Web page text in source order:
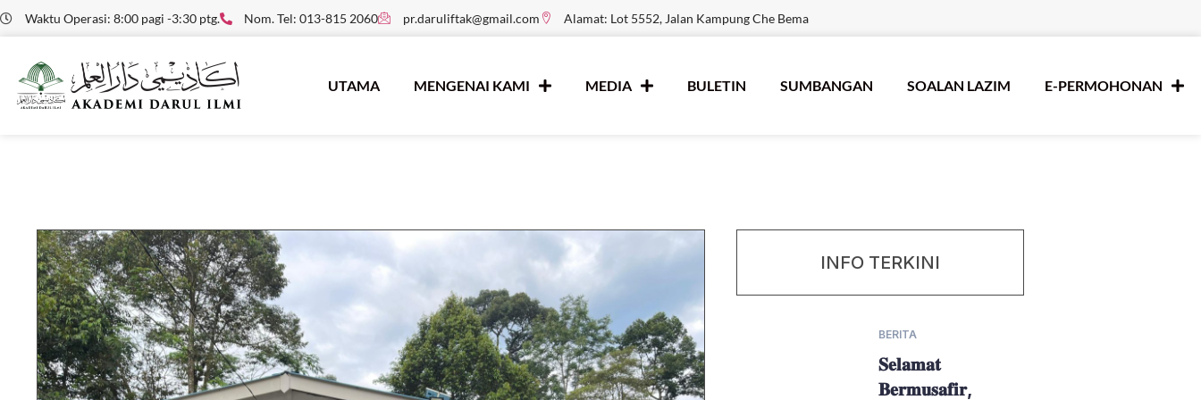
Waktu Operasi: 8:00 pagi -3:30 ptg. Nom. Tel: 013-815 2060 pr.daruliftak@gmail.com Alamat: Lot 5552, Jalan Kampung Che Bema
UTAMA MENGENAI KAMI MEDIA BULETIN SUMBANGAN SOALAN LAZIM E-PERMOHONAN
INFO TERKINI
BERITA
𝐒𝐞𝐥𝐚𝐦𝐚𝐭
𝐁𝐞𝐫𝐦𝐮𝐬𝐚𝐟𝐢𝐫,